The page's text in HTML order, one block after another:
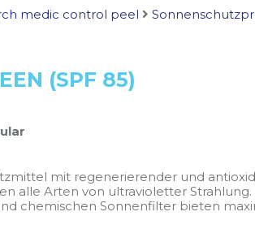
medic control peel
(SPF 85)
mit regenerierender und
alle Arten von ultravioletter
chemischen Sonnenfilter bieten